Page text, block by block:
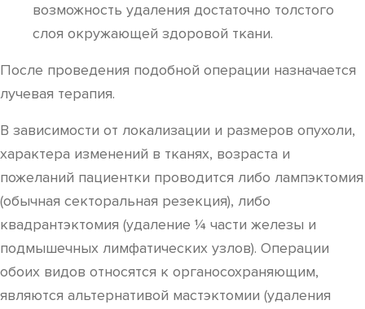
возможность удаления достаточно толстого
слоя окружающей здоровой ткани.
После проведения подобной операции назначается
лучевая терапия.
В зависимости от локализации и размеров опухоли,
характера изменений в тканях, возраста и
пожеланий пациентки проводится либо лампэктомия
(обычная секторальная резекция), либо
квадрантэктомия (удаление ¼ части железы и
подмышечных лимфатических узлов). Операции
обоих видов относятся к органосохраняющим,
являются альтернативой мастэктомии (удаления